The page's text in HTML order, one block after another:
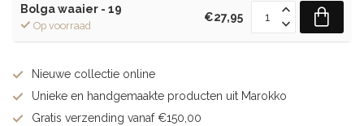
Bolga waaier - 19
Op voorraad
€27,95
Nieuwe collectie online
Unieke en handgemaakte producten uit Marokko
Gratis verzending vanaf €150,00